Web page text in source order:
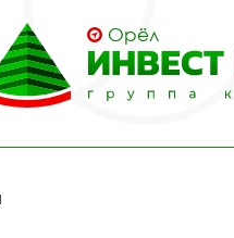
Орёл